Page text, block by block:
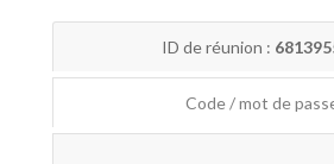
ID de réunion :
Code / mot de